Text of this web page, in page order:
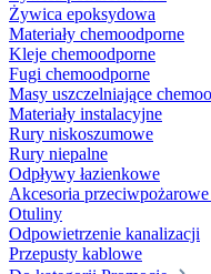
Żywica epoksydowa
Materiały chemoodporne
Kleje chemoodporne
Fugi chemoodporne
Masy uszczelniające
Materiały instalacyjne
Rury niskoszumowe
Rury niepalne
Odpływy łazienkowe
Akcesoria
Otuliny
Odpowietrzenie kanalizacji
Przepusty kablowe